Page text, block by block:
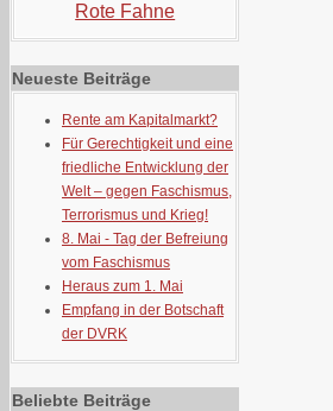
Rote Fahne
Neueste Beiträge
Rente am Kapitalmarkt?
Für Gerechtigkeit und eine
friedliche Entwicklung der
Welt – gegen Faschismus,
Terrorismus und Krieg!
8. Mai - Tag der Befreiung
vom Faschismus
Heraus zum 1. Mai
Empfang in der Botschaft
der DVRK
Beliebte Beiträge